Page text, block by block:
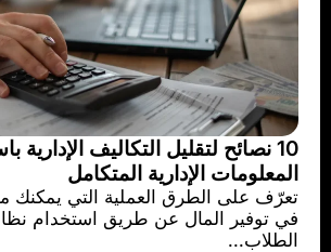
10 نصائح لتقليل التكاليف الإدارية
المعلومات الإدارية المتكامل
تعرّف على الطرق العملية التي يمكنك
في توفير المال عن طريق استخدام
الطلاب...